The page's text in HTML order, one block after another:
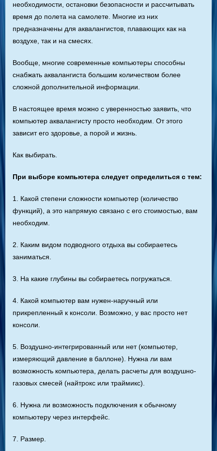
необходимости, остановки безопасности и рассчитывать
время до полета на самолете. Многие из них
предназначены для аквалангистов, плавающих как на
воздухе, так и на смесях.
Вообще, многие современные компьютеры способны
снабжать аквалангиста большим количеством более
сложной дополнительной информации.
В настоящее время можно с уверенностью заявить, что
компьютер аквалангисту просто необходим. От этого
зависит его здоровье, а порой и жизнь.
Как выбирать.
При выборе компьютера следует определиться с тем:
1. Какой степени сложности компьютер (количество
функций), а это напрямую связано с его стоимостью, вам
необходим.
2. Каким видом подводного отдыха вы собираетесь
заниматься.
3. На какие глубины вы собираетесь погружаться.
4. Какой компьютер вам нужен-наручный или
прикрепленный к консоли. Возможно, у вас просто нет
консоли.
5. Воздушно-интегрированный или нет (компьютер,
измеряющий давление в баллоне). Нужна ли вам
возможность компьютера, делать расчеты для воздушно-
газовых смесей (найтрокс или траймикс).
6. Нужна ли возможность подключения к обычному
компьютеру через интерфейс.
7. Размер.